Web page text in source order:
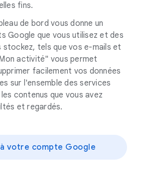
fins.
de bord vous donne un
Google que vous utilisez et des
stockez, tels que vos e-mails et
activité" vous permet
facilement vos données
sur l'ensemble des services
contenus que vous avez
et regardés.
votre compte Google